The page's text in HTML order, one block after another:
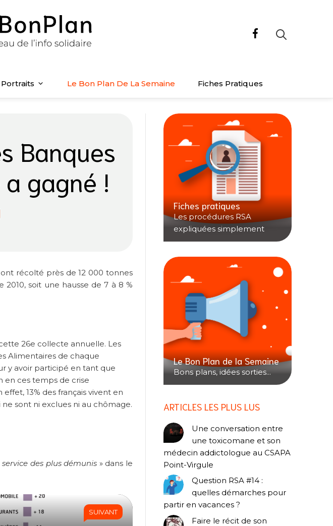
Portraits Le Bon Plan De La Semaine Fiches Pratiques
Banques
gagné !
récolté près de 12 000 tonnes
soit une hausse de 7 à 8 %
26e collecte annuelle. Les
Alimentaires de chaque
y avoir participé en tant que
en ces temps de crise
13% des français vivent en
sont ni exclues ni au chômage.
des plus démunis » dans le
SUIVANT
Fiches pratiques
Les procédures RSA
expliquées simplement
Le Bon Plan de la Semaine
Bons plans, idées sorties...
ARTICLES LES PLUS LUS
Une conversation entre
une toxicomane et son
médecin addictologue au CSAPA
Point-Virgule
Question RSA #14 :
quelles démarches pour
partir en vacances ?
Faire le récit de son